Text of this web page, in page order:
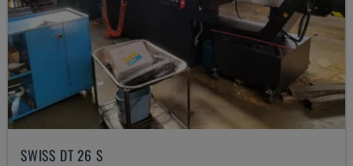
SWISS DT 26 S